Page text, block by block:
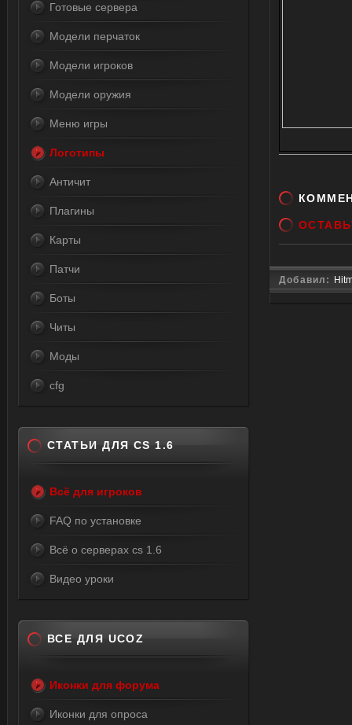
Добавил:
Готовые сервера
Модели перчаток
Модели игроков
Модели оружия
Меню игры
Логотипы
Античит
Плагины
Карты
Патчи
Боты
Читы
Моды
cfg
СТАТЬИ ДЛЯ CS 1.6
Всё для игроков
FAQ по установке
Всё о серверах cs 1.6
Видео уроки
ВСЕ ДЛЯ UCOZ
Иконки для форума
Иконки для опроса